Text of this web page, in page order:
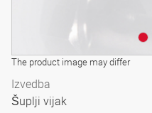
The product image may differ
Izvedba
Šuplji vijak